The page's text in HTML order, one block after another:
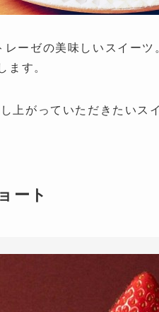
ーゼの美味しいスイー
す。
がっていただきたいス
ート